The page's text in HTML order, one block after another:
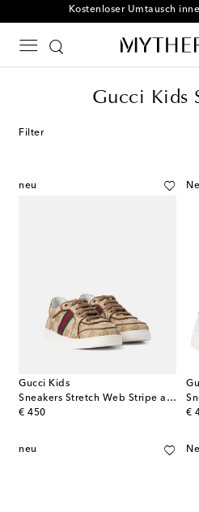
Kostenloser Umtausch
Gucci Kids
Filter
neu
Gucci Kids
Sneakers Stretch Web Stripe aus GG-Canvas
€ 450
original price
€
neu